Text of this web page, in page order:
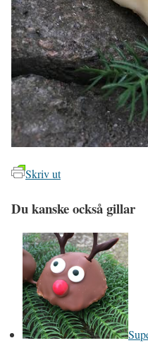
Skriv ut
Du kanske också gillar